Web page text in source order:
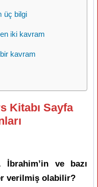
üç bilgi
iki kavram
kavram
Kitabı Sayfa
İbrahim’in ve bazı
verilmiş olabilir?